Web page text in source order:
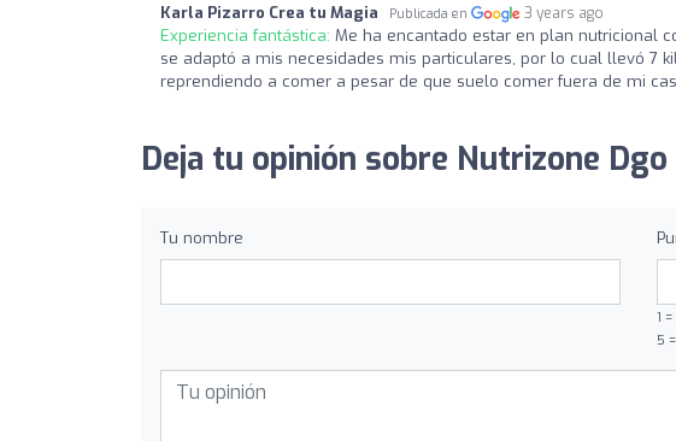
Karla Pizarro Crea tu Magia Publicada en 3 years ago
Experiencia fantástica: Me ha encantado estar en plan nutricional
se adaptó a mis necesidades mis particulares, por lo cual llevó 7
reprendiendo a comer a pesar de que suelo comer fuera de mi
Deja tu opinión sobre Nutrizone
Tu nombre
1
5